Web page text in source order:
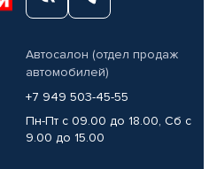
Автосалон (отдел продаж
автомобилей)
+7 949 503-45-55
Пн-Пт с 09.00 до 18.00, Сб с
9.00 до 15.00